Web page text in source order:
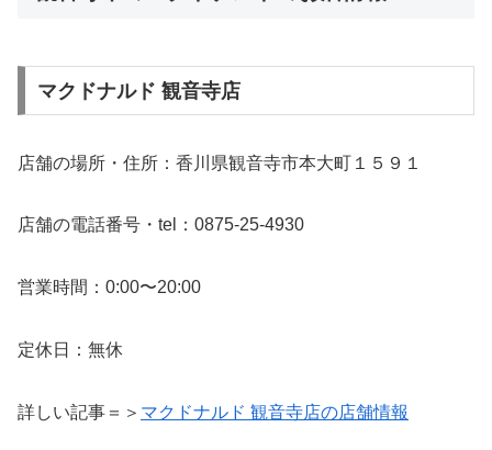
マクドナルド 観音寺店
店舗の場所・住所：香川県観音寺市本大町１５９１
店舗の電話番号・tel：0875-25-4930
営業時間：0:00〜20:00
定休日：無休
詳しい記事＝＞ マクドナルド 観音寺店の店舗情報